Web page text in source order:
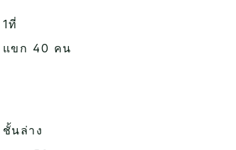
1ที่
แขก 40 คน
ชั้นล่าง